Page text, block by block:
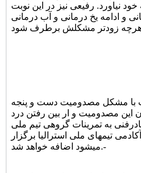
نیاورد. رفیعی نیز در این نوبت
و ادامه یخ درمانی و آب درمانی
هرچه زودتر مشکلش برطرف شود
با مشکل مصدومیت دست و پنجه
این مصدومیت و ار بین رفتن درد
به تمرینات گروهی تیم ملی
تیمهای ملی استرالیا برگزار
میشود اضافه خواهد شد.-